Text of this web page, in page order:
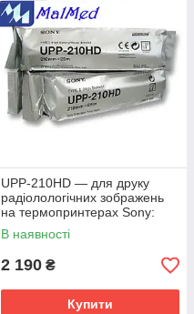
UPP-210HD — для друку
радіолологічних зображень
на термопринтерах Sony:
UP-990AD, UP-970AD
В наявності
2 190 ₴
Купити